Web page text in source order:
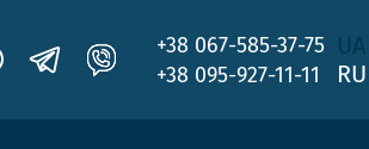
+38 067-585-37-75
+38 095-927-11-11
RU